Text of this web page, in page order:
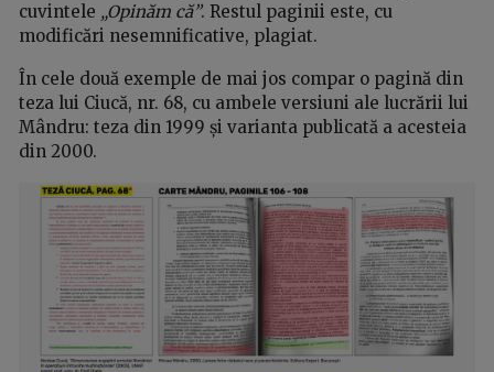
cuvintele „Opinăm că”. Restul paginii este, cu
modificări nesemnificative, plagiat.
În cele două exemple de mai jos compar o pagină din
teza lui Ciucă, nr. 68, cu ambele versiuni ale lucrării lui
Mândru: teza din 1999 și varianta publicată a acesteia
din 2000.